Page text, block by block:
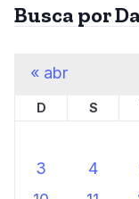
Busca por
D S
3
4
« abr